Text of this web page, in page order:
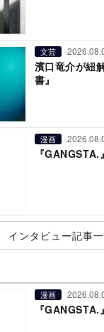
文芸
濱口竜介が紐
書』
漫画
『
インタビュー記事
漫画
『